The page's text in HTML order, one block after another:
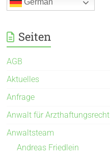
Seiten
AGB
Aktuelles
Anfrage
Anwalt für Arzthaftungsrecht
Anwaltsteam
Andreas Friedlein